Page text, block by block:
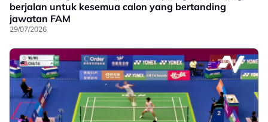
berjalan untuk kesemua calon yang bertanding
jawatan FAM
29/07/2026